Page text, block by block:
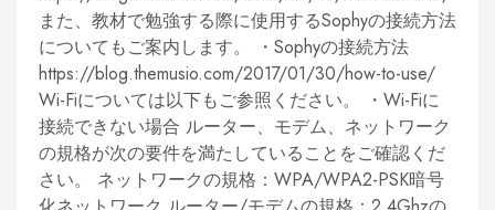
また、教材で勉強する際に使用するSophyの接続方法
についてもご案内します。 ・Sophyの接続方法
https://blog.themusio.com/2017/01/30/how-to-use/
Wi-Fiについては以下もご参照ください。 ・Wi-Fiに
接続できない場合 ルーター、モデム、ネットワーク
の規格が次の要件を満たしていることをご確認くだ
さい。 ネットワークの規格：WPA/WPA2-PSK暗号